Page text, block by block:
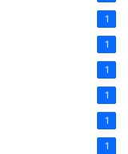
1
1
1
1
1
1